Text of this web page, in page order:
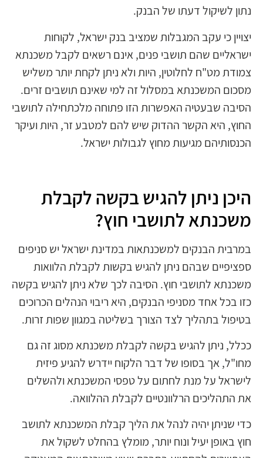
נתון לשיקול דעתו של הבנק.
יצויין כי עקב המגבלות שמציב בנק ישראל, לקוחות
ישראליים שהם תושבי פנים, אינם רשאים לקבל משכנתא
צמודת מט"ח לחלוטין, היות ולא ניתן לקחת יותר משליש
מסכום המשכנתא במסלול זה למי שאינם תושבים זרים.
הסיבה שבעטיה האפשרות הזו פתוחה מלכתחילה לתושבי
החוץ, היא הקשר ההדוק שיש להם למטבע זר, היות ועיקר
הכנסותיהם מגיעות מחוץ לגבולות ישראל.
היכן ניתן להגיש בקשה לקבלת
משכנתא לתושבי חוץ?
במרבית הבנקים למשכנתאות במדינת ישראל יש סניפים
ספציפיים שבהם ניתן להגיש בקשות לקבלת הלוואות
משכנתא לתושבי חוץ. הסיבה לכך שלא ניתן להגיש בקשה
כזו בכל אחד מסניפי הבנקים, היא ריבוי הנהלים הכרוכים
בטיפול בתהליך לצד הצורך בשליטה במגוון שפות זרות.
ככלל, ניתן להגיש בקשה לקבלת משכנתא מסוג זה גם
מחו"ל, אך בסופו של דבר הלקוח יידרש להגיע פיזית
לישראל על מנת לחתום על טפסי המשכנתא ולהשלים
את התהליכים הרלוונטיים לקבלת ההלוואה.
כדי שניתן יהיה לנהל את הליך קבלת המשכנתא לתושב
חוץ באופן יעיל ונוח יותר, מומלץ בהחלט לשקול את